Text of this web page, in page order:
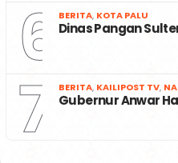
6 BERITA, KOTA PALU
Dinas Pangan
7 BERITA, KAILIPOST TV,
Gubernur Anwar